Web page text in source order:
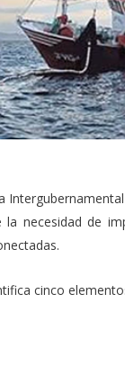
la necesidad de
cinco